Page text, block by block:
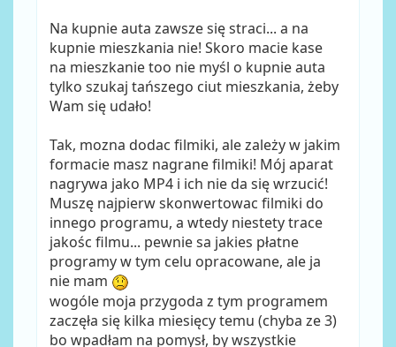
Na kupnie auta zawsze się straci... a na
kupnie mieszkania nie! Skoro macie kase
na mieszkanie too nie myśl o kupnie auta
tylko szukaj tańszego ciut mieszkania, żeby
Wam się udało!
Tak, mozna dodac filmiki, ale zależy w jakim
formacie masz nagrane filmiki! Mój aparat
nagrywa jako MP4 i ich nie da się wrzucić!
Muszę najpierw skonwertowac filmiki do
innego programu, a wtedy niestety trace
jakośc filmu... pewnie sa jakies płatne
programy w tym celu opracowane, ale ja
nie mam
wogóle moja przygoda z tym programem
zaczęła się kilka miesięcy temu (chyba ze 3)
bo wpadłam na pomysł, by wszystkie